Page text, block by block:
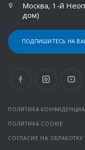
Москва, 1-й
дом)
ПОДПИШИТЕСЬ НА
ПОЛИТИКА
ПОЛИТИКА COOKIE
СОГЛАСИЕ НА